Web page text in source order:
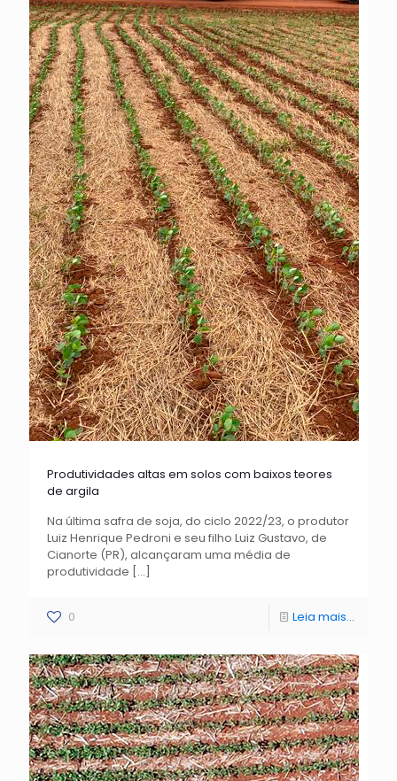
Produtividades altas em solos com baixos teores
de argila
Na última safra de soja, do ciclo 2022/23, o produtor
Luiz Henrique Pedroni e seu filho Luiz Gustavo, de
Cianorte (PR), alcançaram uma média de
produtividade […]
0 Leia mais...